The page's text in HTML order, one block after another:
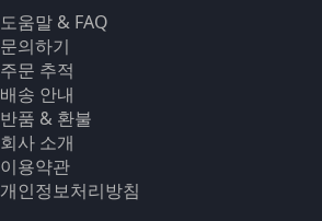
도움말 & FAQ
문의하기
주문 추적
배송 안내
반품 & 환불
회사 소개
이용약관
개인정보처리방침